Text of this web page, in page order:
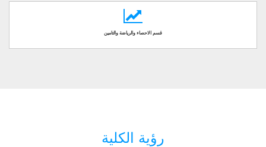
قسم الاحصاء والرياضة والتامين
رؤية الكلية